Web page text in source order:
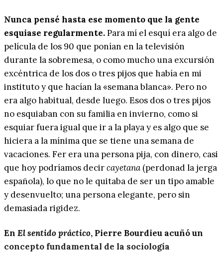
Nunca pensé hasta ese momento que la gente
esquiase regularmente.Para mí el esquí era algo de
película de los 90 que ponían en la televisión
durante la sobremesa, o como mucho una excursión
excéntrica de los dos o tres pijos que había en mi
instituto y que hacían la «semana blanca». Pero no
era algo habitual, desde luego. Esos dos o tres pijos
no esquiaban con su familia en invierno, como si
esquiar fuera igual que ir a la playa y es algo que se
hiciera a la mínima que se tiene una semana de
vacaciones. Fer era una persona pija, con dinero, casi
que hoy podríamos decircayetana (perdonad la jerga
española), lo que no le quitaba de ser un tipo amable
y desenvuelto; una persona elegante, pero sin
demasiada rigidez.
En El sentido práctico, Pierre Bourdieu acuñó un
concepto fundamental de la sociología